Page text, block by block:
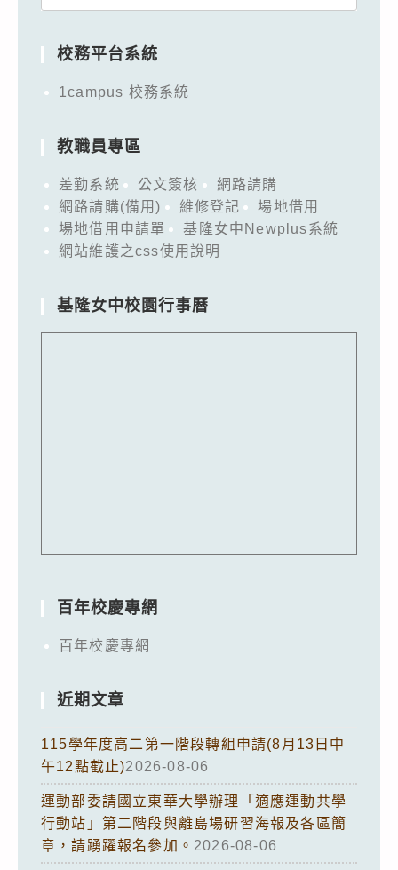
校務平台系統
1campus 校務系統
教職員專區
差勤系統 公文簽核
網路請購
網路請購(備用)
維修登記
場地借用
場地借用申請單
基隆女中Newplus系統
網站維護之css使用說明
基隆女中校園行事曆
百年校慶專網
百年校慶專網
近期文章
115學年度高二第一階段轉組申請(8月13日中
午12點截止)2026-08-06
運動部委請國立東華大學辦理「適應運動共學
行動站」第二階段與離島場研習海報及各區簡
章，請踴躍報名參加。 2026-08-06